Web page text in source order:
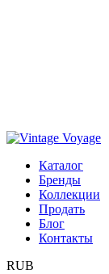
Каталог
Бренды
Коллекции
Продать
Блог
Контакты
RUB